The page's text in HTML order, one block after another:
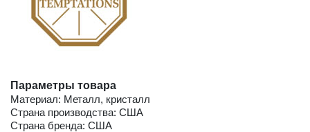
Параметры товара
Материал: Металл, кристалл
Страна производства: США
Страна бренда: США